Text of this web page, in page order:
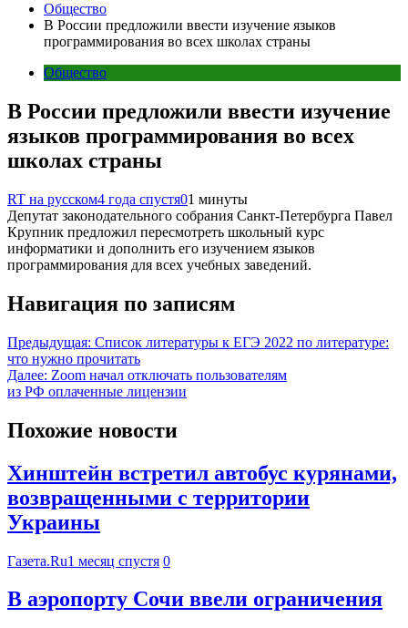
Общество
В России предложили ввести изучение языков
программирования во всех школах страны
Общество
В России предложили ввести изучение
языков программирования во всех
школах страны
RT на русском4 года спустя01 минуты
Депутат законодательного собрания Санкт-Петербурга Павел
Крупник предложил пересмотреть школьный курс
информатики и дополнить его изучением языков
программирования для всех учебных заведений.
Навигация по записям
Предыдущая: Список литературы к ЕГЭ 2022 по литературе:
что нужно прочитать
Далее: Zoom начал отключать пользователям
из РФ оплаченные лицензии
Похожие новости
Хинштейн встретил автобус курянами,
возвращенными с территории
Украины
Газета.Ru1 месяц спустя 0
В аэропорту Сочи ввели ограничения